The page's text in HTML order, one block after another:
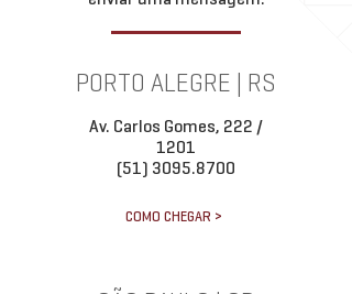
PORTO ALEGRE | RS
Av. Carlos Gomes, 222 /
1201
(51) 3095.8700
COMO CHEGAR >